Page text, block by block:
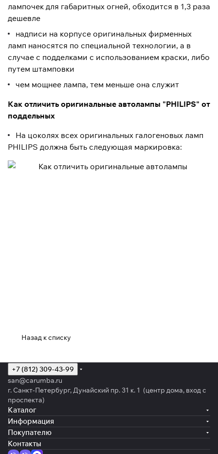
лампочек для габаритных огней, обходится в 1,3 раза
дешевле
надписи на корпусе оригинальных фирменных
ламп наносятся по специальной технологии, а в
случае с подделками с использованием краски, либо
путем штамповки
чем мощнее лампа, тем меньше она служит
Как отличить оригинальные автолампы "PHILIPS" от
поддельных
На цоколях всех оригинальных галогеновых ламп
PHILIPS должна быть следующая маркировка:
Назад к списку
+7 (812) 309-43-99
san@carumba.ru
г. Санкт-Петербург, Дунайский пр. 31 к. 1 (центр дома, вход с
проспекта)
Каталог
Информация
Покупателю
Контакты